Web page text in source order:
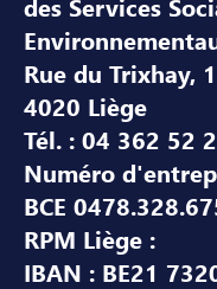
Rue du Trixhay,
4020 Liège
Tél. : 04 362 52
Numéro
BCE
RPM Liège :
IBAN : BE21